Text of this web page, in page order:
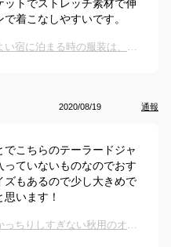
ットでストレッチ素材で伸
着こなしやすいです。
【30代男性・夏休み】ちょっとよい宿に泊まる時の服装は、どんなものが良いですか？
2020/08/19 通報
こちらのテーラードジャ
ていないものなのでおす
もあるので少し大きめで
います！
30代がリモートワークで着る、かっちりしすぎない秋用のオフィスカジュアルなジャケットを教えて。